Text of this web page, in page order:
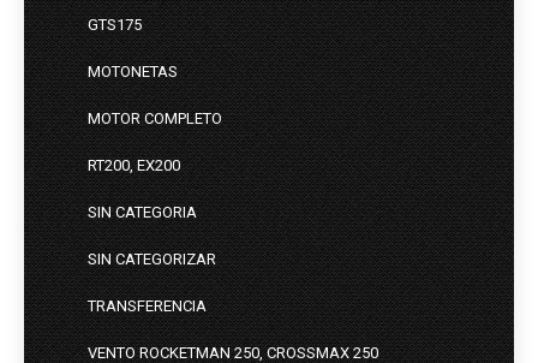
GTS175
MOTONETAS
MOTOR COMPLETO
RT200, EX200
SIN CATEGORIA
SIN CATEGORIZAR
TRANSFERENCIA
VENTO ROCKETMAN 250, CROSSMAX 250